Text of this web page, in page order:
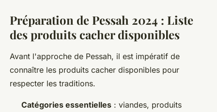
Préparation de Pessah 2024 : Liste
des produits cacher disponibles
Avant l'approche de Pessah, il est impératif de
connaître les produits cacher disponibles pour
respecter les traditions.
Catégories essentielles : viandes, produits